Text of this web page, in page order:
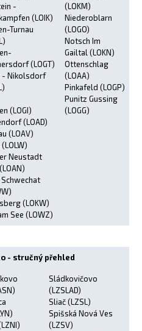
-
(LOIK)
Turnau
(LOGT)
- Nikolsdorf
(LOGI)
(LOAD)
(LOAV)
Neustadt
(LOKW)
See (LOWZ)
(LOKM)
Niederoblarn
(LOGO)
Notsch Im
Gailtal (LOKN)
Ottenschlag
(LOAA)
Pinkafeld (LOGP)
Punitz Gussing
(LOGG)
- stručný přehled
Sládkovičovo
(LZSLAD)
Sliač (LZSL)
Spišská Nová Ves
(LZSV)